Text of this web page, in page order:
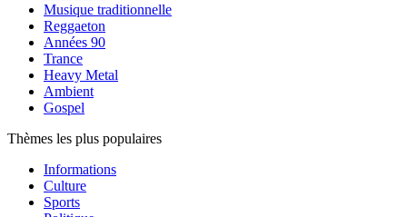
Musique traditionnelle
Reggaeton
Années 90
Trance
Heavy Metal
Ambient
Gospel
Thèmes les plus populaires
Informations
Culture
Sports